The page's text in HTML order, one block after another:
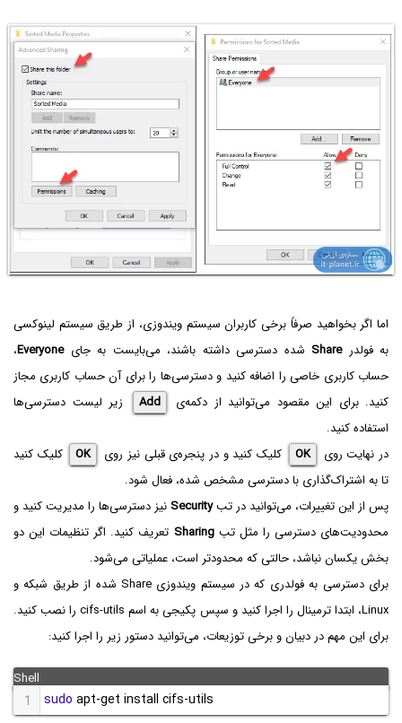
اما اگر بخواهید صرفاً برخی کاربران سیستم ویندوزی، از طریق سیستم لینوکسی
به فولدرShare شده دسترسی داشته باشند، می‌بایست به جایEveryone،
حساب کاربری خاصی را اضافه کنید و دسترسی‌ها را برای آن حساب کاربری مجاز
کنید. برای این مقصود می‌توانید از دکمه‌ی
Add
زیر لیست دسترسی‌ها
استفاده کنید.
در نهایت روی
OK کلیک کنید و در پنجره‌ی قبلی نیز روی OK
کلیک کنید
تا به اشتراک‌گذاری با دسترسی مشخص شده، فعال شود.
پس از این تغییرات، می‌توانید در تبSecurity نیز دسترسی‌ها را مدیریت کنید و
محدودیت‌های دسترسی را مثل تبSharing تعریف کنید. اگر تنظیمات این دو
بخش یکسان نباشد، حالتی که محدودتر است، عملیاتی می‌شود.
برای دسترسی به فولدری که در سیستم ویندوزی Share‌ شده از طریق شبکه و
Linux، ابتدا ترمینال را اجرا کنید و سپس پکیجی به اسم cifs-utils را نصب کنید.
برای این مهم در دبیان و برخی توزیعات، می‌توانید دستور زیر را اجرا کنید:
1 sudo apt-get install cifs-utils